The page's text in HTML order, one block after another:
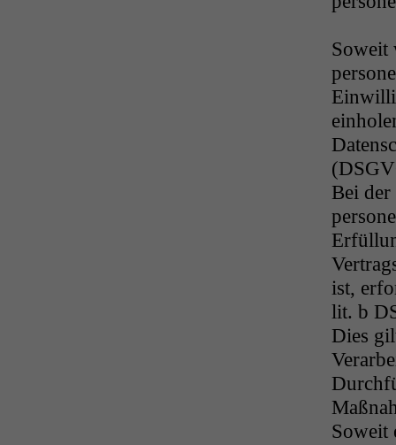
Soweit
Bei
ist,
lit. b
Dies
Soweit